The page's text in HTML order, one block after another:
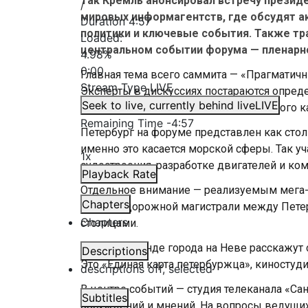
/
Duration4:57
Loaded:
4.98%
0:00
Stream TypeLIVE
Seek to live, currently behind liveLIVE
Remaining Time -4:57
1x
Playback Rate
Chapters
Chapters
Descriptions
descriptions off, selected
Subtitles
мировых информагентств, где обсудят
политики и ключевые события. Также
центральном событии форума —
Главная тема всего саммита —
Эксперты в дискуссиях постараются
цифровизации и развитии человеческого
Петербург на форуме представлен как
именно это касается морской сферы. Так
судостроения, разработке двигателей и
Отдельное внимание — реализуемым
железнодорожной магистрали между
столицами.
Также на стенде города на Неве
Это «Единая карта петербуржца»,
В центре событий — студия телеканала